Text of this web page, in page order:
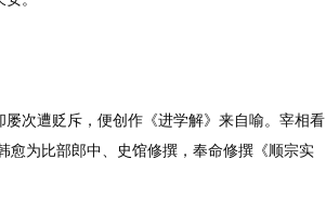
次遭贬斥，便创作《进学解》来自喻。宰相看
愈为比部郎中、史馆修撰，奉命修撰《顺宗实